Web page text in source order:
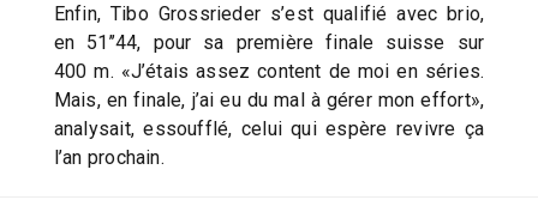
Enfin, Tibo Grossrieder s’est qualifié avec brio,
en 51’’44, pour sa première finale suisse sur
400 m. «J’étais assez content de moi en séries.
Mais, en finale, j’ai eu du mal à gérer mon effort»,
analysait, essoufflé, celui qui espère revivre ça
l’an prochain.